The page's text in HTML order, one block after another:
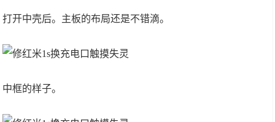
打开中壳后。主板的布局还是不错滴。
中框的样子。